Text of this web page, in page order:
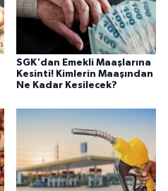
SGK'dan Emekli Maaşlarına
Kesinti! Kimlerin Maaşından
Ne Kadar Kesilecek?